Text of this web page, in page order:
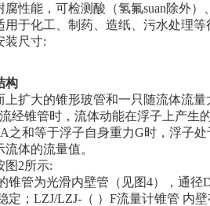
性能，可检测酸（氢氟suan除外
用于化工、制药、造纸、污水处理等
装尺寸:
构
上扩大的锥形玻管和一只随流体流
经锥管时，流体动能在浮子上产生
之和等于浮子自身重力G时，浮子
体的流量值。
图2所示:
锥管为光滑内壁管（见图4），通径
定；LZJ/LZJ-（ ）F流量计锥管 内